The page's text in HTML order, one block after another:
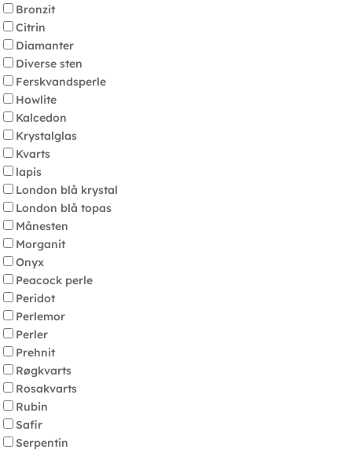
Bronzit
Citrin
Diamanter
Diverse sten
Ferskvandsperle
Howlite
Kalcedon
Krystalglas
Kvarts
lapis
London blå krystal
London blå topas
Månesten
Morganit
Onyx
Peacock perle
Peridot
Perlemor
Perler
Prehnit
Røgkvarts
Rosakvarts
Rubin
Safir
Serpentin